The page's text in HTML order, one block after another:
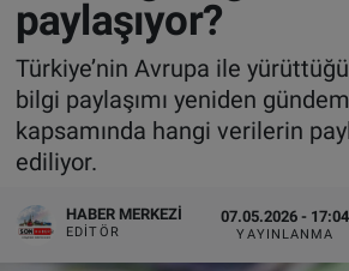
paylaşıyor?
Türkiye’nin Avrupa ile
bilgi paylaşımı yeniden
kapsamında hangi verilerin
ediliyor.
HABER MERKEZI
EDITÖR
07.05.2026 - 17:04
YAYINLANMA
AVUSTURYA
SAĞLIK - YAŞAM
BİLİM-TEKNOLOJİ
DÜNYA
BİLİM-TEKNOLOJİ
SAĞLIK
FOTO GALERİ
Tüm Manşetler
Son Dakika Haberleri
Haber Arşivi